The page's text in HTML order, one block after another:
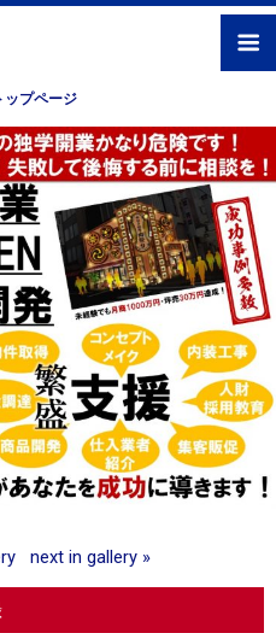
プページ
next in gallery »